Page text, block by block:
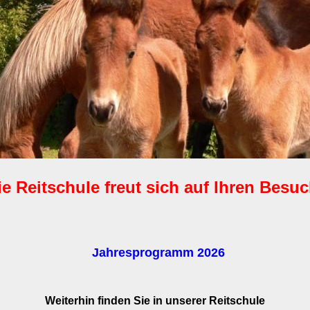
Reitschule freut sich auf Ihren
Jahresprogramm 2026
Weiterhin finden Sie in unserer Reitschule